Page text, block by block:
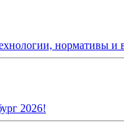
нормативы и
2026!